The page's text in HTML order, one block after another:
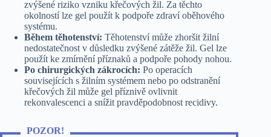
zvýšené riziko vzniku křečových žil. Za těchto
okolností lze gel použít k podpoře zdraví oběhového
systému.
Během těhotenství: Těhotenství může zhoršit žilní
nedostatečnost v důsledku zvýšené zátěže žil. Gel lze
použít ke zmírnění příznaků a podpoře pohody nohou.
Po chirurgických zákrocích: Po operacích
souvisejících s žilním systémem nebo po odstranění
křečových žil může gel příznivě ovlivnit
rekonvalescenci a snížit pravděpodobnost recidivy.
POZOR!